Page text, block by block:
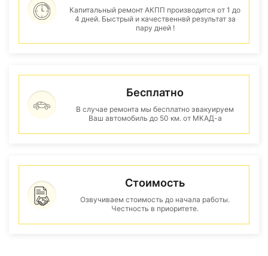
Капитальный ремонт АКПП производится от 1 до
4 дней. Быстрый и качественнвй результат за
пару дней !
Бесплатно
В случае ремонта мы бесплатно эвакуируем
Ваш автомобиль до 50 км. от МКАД-а
Стоимость
Озвучиваем стоимость до начала работы.
Честность в приоритете.